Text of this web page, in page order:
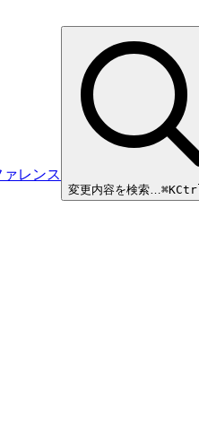
レンス
変更内容を検索…⌘K